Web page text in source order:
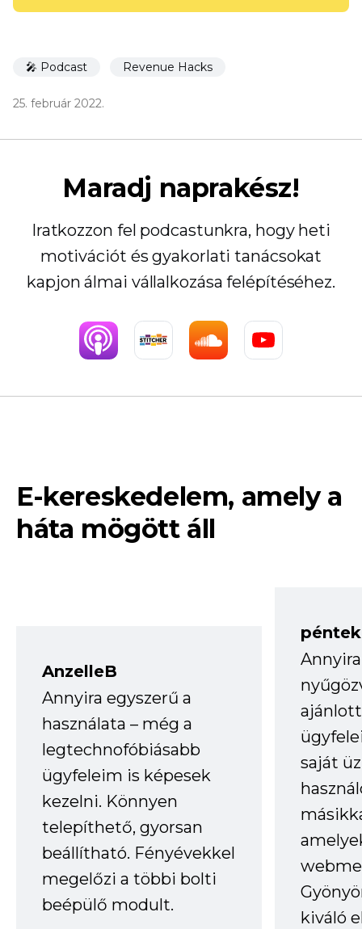
🎤 Podcast Revenue Hacks
25. február 2022.
Maradj naprakész!
Iratkozzon fel podcastunkra, hogy heti
motivációt és gyakorlati tanácsokat
kapjon álmai vállalkozása felépítéséhez.
E-kereskedelem, amely a
háta mögött áll
AnzelleB
Annyira egyszerű a
használata – még a
legtechnofóbiásabb
ügyfeleim is képesek
kezelni. Könnyen
telepíthető, gyorsan
beállítható. Fényévekkel
megelőzi a többi bolti
beépülő modult.
saját
kiváló